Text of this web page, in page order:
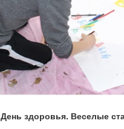
День здоровья. Веселые